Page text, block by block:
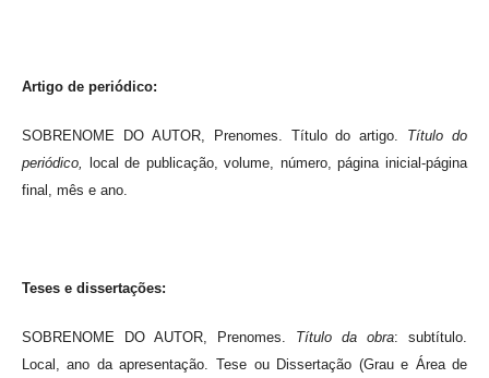
Artigo de periódico:
SOBRENOME DO AUTOR, Prenomes. Título do artigo. Título do
periódico,
local de publicação, volume, número, página inicial-página
final, mês e ano.
Teses e dissertações:
SOBRENOME DO AUTOR, Prenomes. Título da obra: subtítulo.
Local, ano da apresentação. Tese ou Dissertação (Grau e Área de